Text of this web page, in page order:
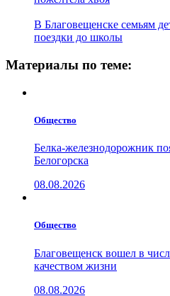
В Благовещенске семьям
поездки до школы
Материалы по теме:
Общество
Белка-железнодорожник
Белогорска
08.08.2026
Общество
Благовещенск вошел в
качеством жизни
08.08.2026